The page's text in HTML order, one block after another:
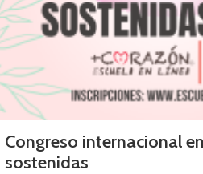
Congreso internacional
sostenidas